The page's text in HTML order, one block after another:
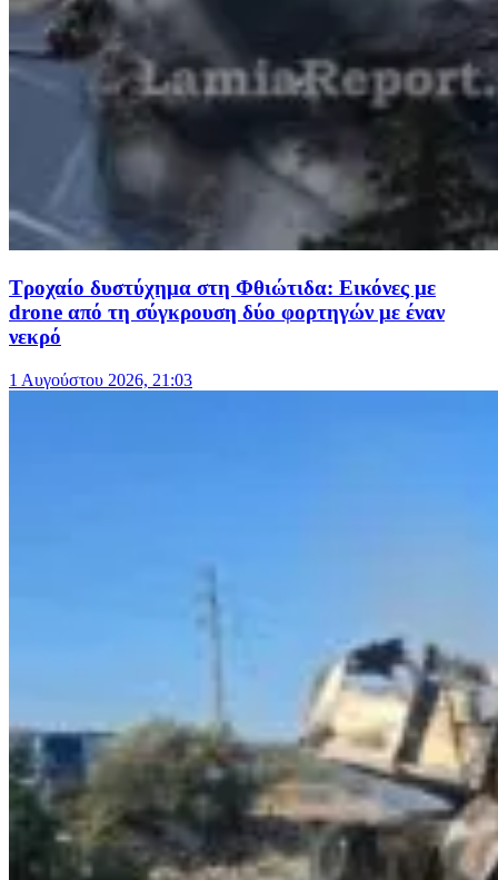
Τροχαίο δυστύχημα στη Φθιώτιδα: Εικόνες με
drone από τη σύγκρουση δύο φορτηγών με έναν
νεκρό
1 Αυγούστου 2026, 21:03